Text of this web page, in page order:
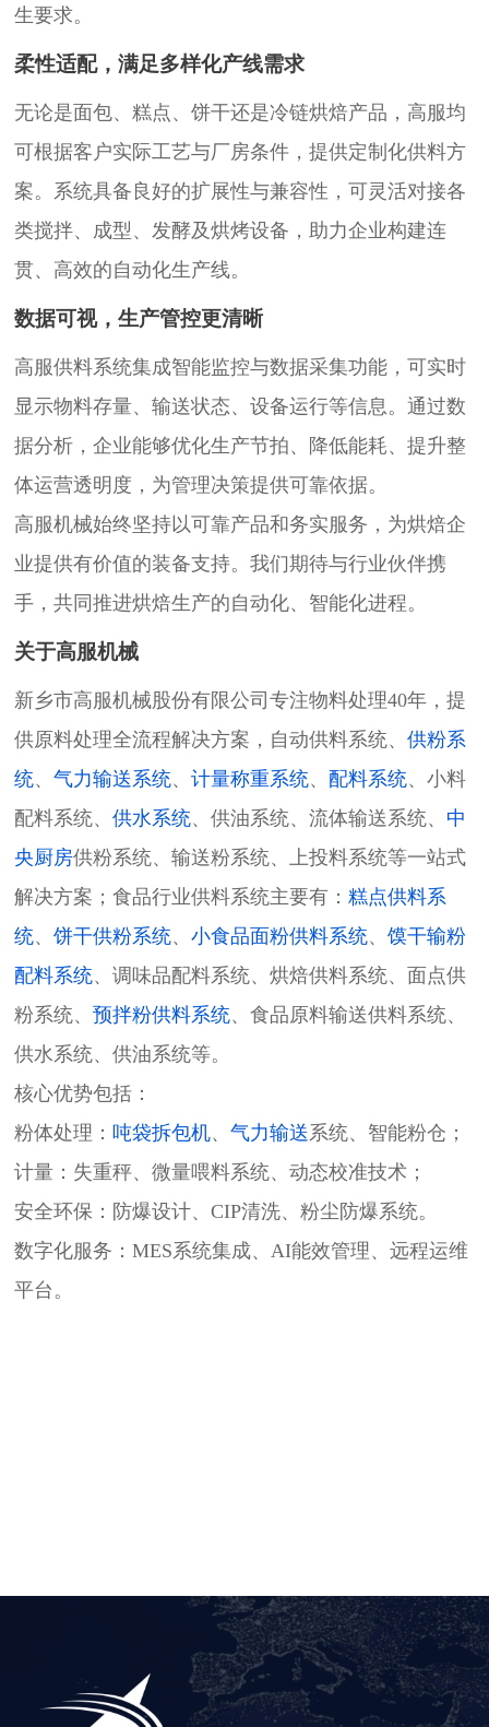
生要求。
柔性适配，满足多样化产线需求
无论是面包、糕点、饼干还是冷链烘焙产品，高服均
可根据客户实际工艺与厂房条件，提供定制化供料方
案。系统具备良好的扩展性与兼容性，可灵活对接各
类搅拌、成型、发酵及烘烤设备，助力企业构建连
贯、高效的自动化生产线。
数据可视，生产管控更清晰
高服供料系统集成智能监控与数据采集功能，可实时
显示物料存量、输送状态、设备运行等信息。通过数
据分析，企业能够优化生产节拍、降低能耗、提升整
体运营透明度，为管理决策提供可靠依据。
高服机械始终坚持以可靠产品和务实服务，为烘焙企
业提供有价值的装备支持。我们期待与行业伙伴携
手，共同推进烘焙生产的自动化、智能化进程。
关于高服机械
新乡市高服机械股份有限公司专注物料处理40年，提
供原料处理全流程解决方案，自动供料系统、 供粉系
统、 气力输送系统、 计量称重系统、 配料系统、小料
配料系统、 供水系统、供油系统、流体输送系统、 中
央厨房供粉系统、输送粉系统、上投料系统等一站式
解决方案；食品行业供料系统主要有： 糕点供料系
统、 饼干供粉系统、 小食品面粉供料系统、 馍干输粉
配料系统、调味品配料系统、烘焙供料系统、面点供
粉系统、 预拌粉供料系统、食品原料输送供料系统、
供水系统、供油系统等。
核心优势包括：
粉体处理： 吨袋拆包机、 气力输送系统、智能粉仓；
计量：失重秤、微量喂料系统、动态校准技术；
安全环保：防爆设计、CIP清洗、粉尘防爆系统。
数字化服务​​：MES系统集成、AI能效管理、远程运维
平台。